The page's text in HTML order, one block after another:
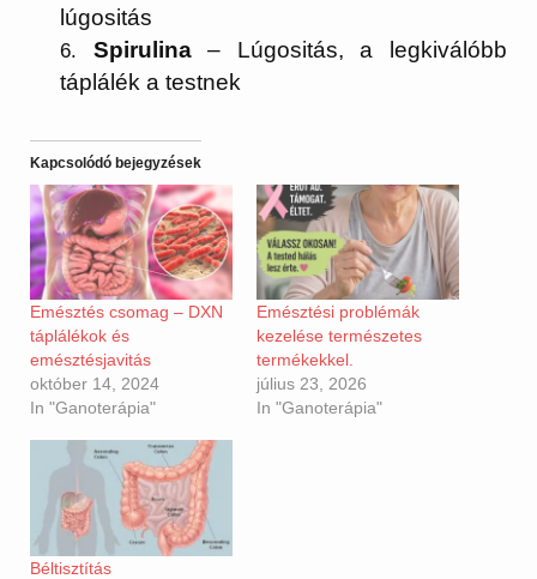
lúgositás
Spirulina– Lúgositás, a legkiválóbb
táplálék a testnek
Kapcsolódó bejegyzések
Emésztés csomag – DXN
táplálékok és
emésztésjavitás
október 14, 2024
In "Ganoterápia"
Emésztési problémák
kezelése természetes
termékekkel.
július 23, 2026
In "Ganoterápia"
Béltisztítás